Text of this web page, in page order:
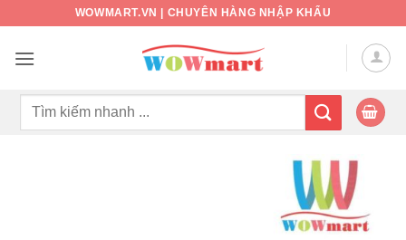
nội
WOWMART.VN | CHUYÊN HÀNG NHẬP KHẨU
Tìm